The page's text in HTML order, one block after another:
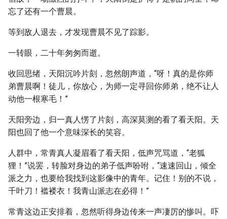
忘了还有一个曹晨。
等到敌人退去，才发现曹晨不见了踪影。
一转眼，二十年匆匆而逝。
收回思绪，天阳沉吟片刻，忽然朗声道，“呀！真的是你师
弟曹晨啊！徒儿，你放心，为师一定寻回你师弟，绝不让人
动他一根寒毛！”
天阳旁边，归一真人愣了片刻，高深莫测的看了看天阳。天
阳也回了他一个意味深长的笑容。
人群中，常青真人凝眉看了看天阳，低声咒骂道，“老狐
狸！”说罢，转脸对身边的弟子低声吩咐，“速速回山，倾全
派之力，也要给我找到这影像中的青年。记住！别的不说，
千叶刀！褴褛衣！我青山派志在必得！”
常青这边正安排着，忽然听得身边传来一声凄厉的惨叫。吓